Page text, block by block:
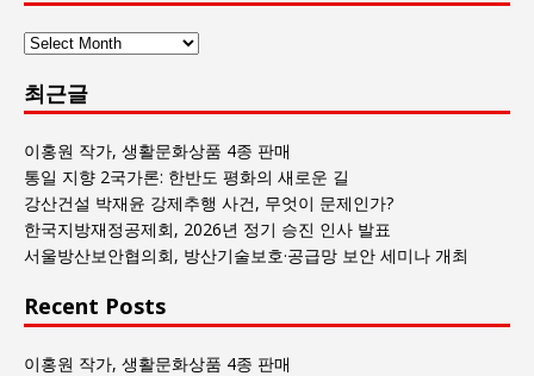
사
과
사
회
글
목
록
최근글
이홍원 작가, 생활문화상품 4종 판매
통일 지향 2국가론: 한반도 평화의 새로운 길
강산건설 박재윤 강제추행 사건, 무엇이 문제인가?
한국지방재정공제회, 2026년 정기 승진 인사 발표
서울방산보안협의회, 방산기술보호·공급망 보안 세미나 개최
Recent Posts
이홍원 작가, 생활문화상품 4종 판매